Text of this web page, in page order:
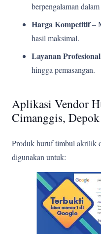
berpengalaman
Harga Kompetitif–
hasil maksimal.
Layanan Profesional
hingga pemasangan.
Aplikasi Vendor
Cimanggis, Depok
Produk huruf timbul akrilik
digunakan untuk: